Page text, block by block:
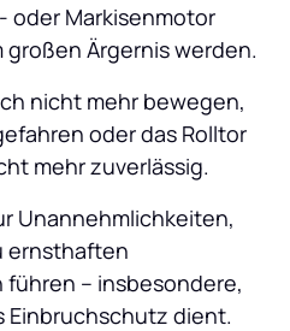
oder Markisenmotor
nicht mehr bewegen,
oder das Rolltor
mehr zuverlässig.
Unannehmlichkeiten,
ernsthaften
– insbesondere,
Einbruchschutz dient.